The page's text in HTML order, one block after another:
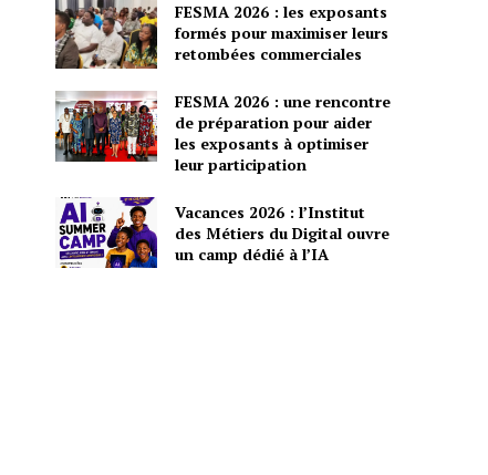
FESMA 2026 : les exposants
formés pour maximiser leurs
retombées commerciales
FESMA 2026 : une rencontre
de préparation pour aider
les exposants à optimiser
leur participation
Vacances 2026 : l’Institut
des Métiers du Digital ouvre
un camp dédié à l’IA